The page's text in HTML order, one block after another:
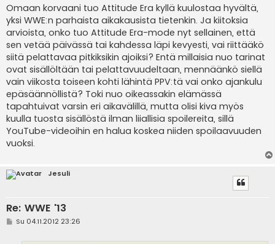
e
s
t
i
Omaan korvaani tuo Attitude Era kyllä kuulostaa hyvältä,
yksi WWE:n parhaista aikakausista tietenkin. Ja kiitoksia
arvioista, onko tuo Attitude Era-mode nyt sellainen, että
sen vetää päivässä tai kahdessa läpi kevyesti, vai riittääkö
siitä pelattavaa pitkiksikin ajoiksi? Entä millaisia nuo tarinat
ovat sisällöltään tai pelattavuudeltaan, mennäänkö siellä
vain viikosta toiseen kohti lähintä PPV:tä vai onko ajankulu
epäsäännöllistä? Toki nuo oikeassakin elämässä
tapahtuivat varsin eri aikavälillä, mutta olisi kiva myös
kuulla tuosta sisällöstä ilman liiallisia spoilereita, sillä
YouTube-videoihin en halua koskea niiden spoilaavuuden
vuoksi.
Jesuli
Re: WWE '13
VSu 04.11.2012 23:26